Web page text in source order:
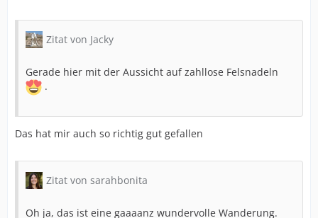
Zitat von Jacky
Gerade hier mit der Aussicht auf zahllose Felsnadeln
.
Das hat mir auch so richtig gut gefallen
Zitat von sarahbonita
Oh ja, das ist eine gaaaanz wundervolle Wanderung.